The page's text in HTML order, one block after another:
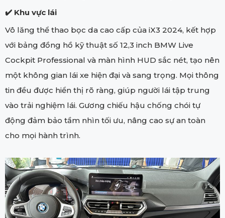
✔️ Khu vực lái
Vô lăng thể thao bọc da cao cấp của iX3 2024, kết hợp
với bảng đồng hồ kỹ thuật số 12,3 inch BMW Live
Cockpit Professional và màn hình HUD sắc nét, tạo nên
một không gian lái xe hiện đại và sang trọng. Mọi thông
tin đều được hiển thị rõ ràng, giúp người lái tập trung
vào trải nghiệm lái. Gương chiếu hậu chống chói tự
động đảm bảo tầm nhìn tối ưu, nâng cao sự an toàn
cho mọi hành trình.